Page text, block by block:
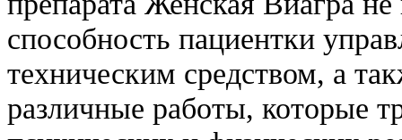
способность пациентки
техническим средством, а
различные работы, которые